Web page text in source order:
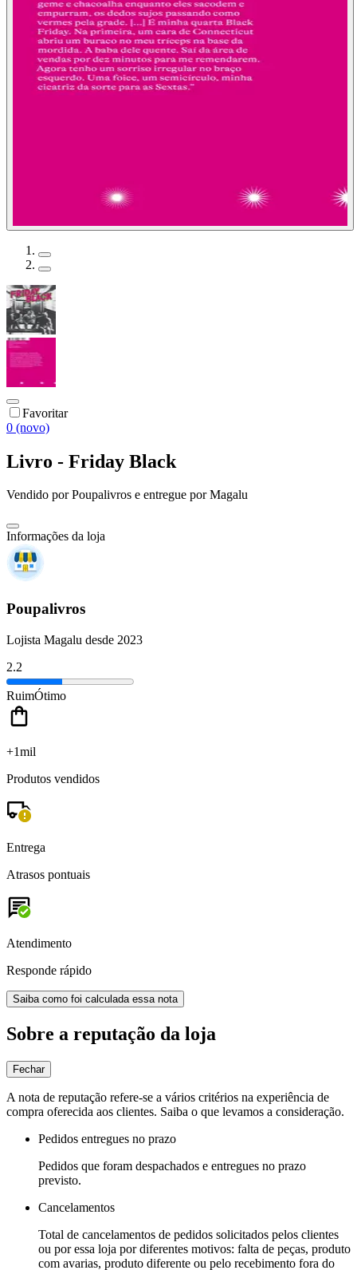
Favoritar
0 (novo)
Livro - Friday Black
Vendido porPoupalivros e entregue por Magalu
Informações da loja
Poupalivros
Lojista Magalu desde 2023
2.2
RuimÓtimo
+1mil
Produtos vendidos
Entrega
Atrasos pontuais
Atendimento
Responde rápido
Saiba como foi calculada essa nota
Sobre a reputação da loja
Fechar
A nota de reputação refere-se a vários critérios na experiência de
compra oferecida aos clientes. Saiba o que levamos a consideração.
Pedidos entregues no prazo
Pedidos que foram despachados e entregues no prazo
previsto.
Cancelamentos
Total de cancelamentos de pedidos solicitados pelos clientes
ou por essa loja por diferentes motivos: falta de peças, produto
com avarias, produto diferente ou pelo recebimento fora do